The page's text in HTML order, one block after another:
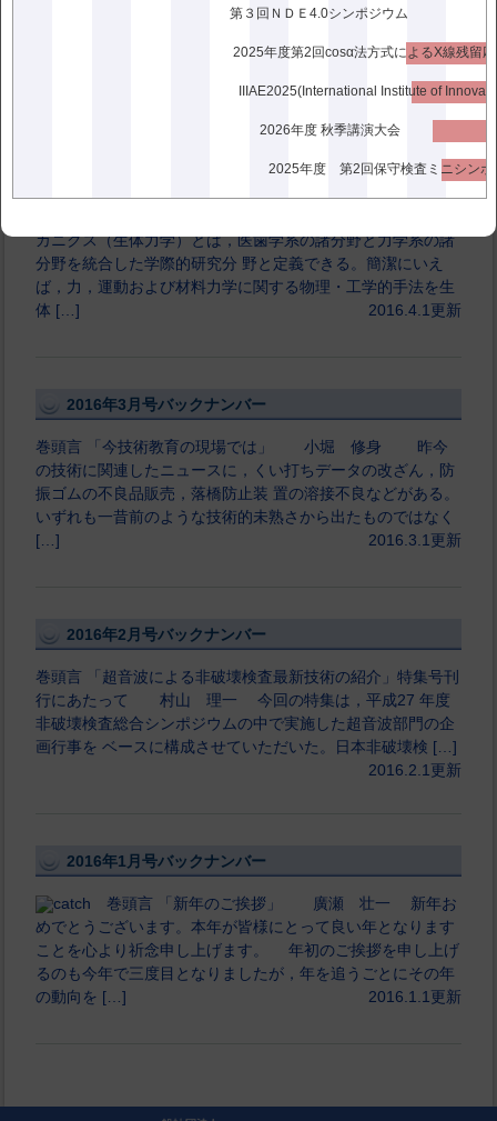
第３回ＮＤＥ4.0シンポジウム
2026年度 秋季講演大会
2025年度 第2回保守検査ミニシンポ
屋内の状況把握」特集号刊行にあたって 上村 博
経過しました。当日，私は茨城県北部の工 場に居り […]
2016.5.1更新
カニクス（生体力学）とは，医歯学系の諸分野と力学系の諸
分野を統合した学際的研究分 野と定義できる。簡潔にいえ
ば，力，運動および材料力学に関する物理・工学的手法を生
体 […]
2016.4.1更新
2016年3月号バックナンバー
巻頭言 「今技術教育の現場では」 小堀 修身 昨今
の技術に関連したニュースに，くい打ちデータの改ざん，防
振ゴムの不良品販売，落橋防止装 置の溶接不良などがある。
いずれも一昔前のような技術的未熟さから出たものではなく
[…]
2016.3.1更新
2016年2月号バックナンバー
巻頭言 「超音波による非破壊検査最新技術の紹介」特集号刊
行にあたって 村山 理一 今回の特集は，平成27 年度
非破壊検査総合シンポジウムの中で実施した超音波部門の企
画行事を ベースに構成させていただいた。日本非破壊検 […]
2016.2.1更新
2016年1月号バックナンバー
巻頭言 「新年のご挨拶」 廣瀬 壮一 新年お
めでとうございます。本年が皆様にとって良い年となります
ことを心より祈念申し上げます。 年初のご挨拶を申し上げ
るのも今年で三度目となりましたが，年を追うごとにその年
の動向を […]
2016.1.1更新